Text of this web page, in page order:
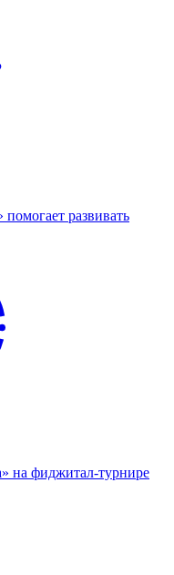
развивать
на фиджитал-турнире